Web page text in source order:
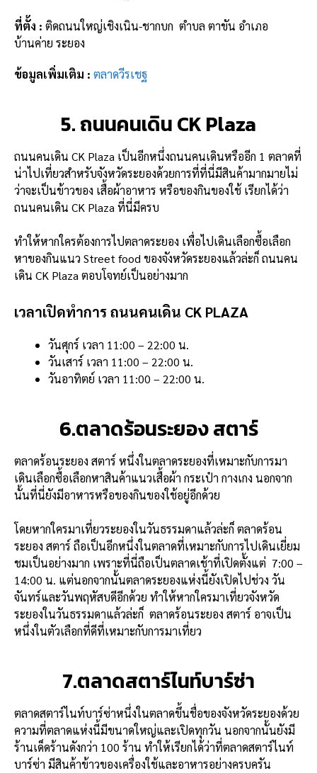
ที่ตั้ง : ติดถนนใหญ่เชิงเนิน-ชากบก ตำบล ตาขัน อำเภอ
บ้านค่าย ระยอง
ข้อมูลเพิ่มเติม : ตลาดวีรเชฐ
5. ถนนคนเดิน CK Plaza
ถนนคนเดิน CK Plaza เป็นอีกหนึ่งถนนคนเดินหรืออีก 1 ตลาดที่
น่าไปเที่ยวสำหรับจังหวัดระยองด้วยการที่ที่นี่มีสินค้ามากมายไม่
ว่าจะเป็นข้าวของ เสื้อผ้าอาหาร หรือของกินของใช้ เรียกได้ว่า
ถนนคนเดิน CK Plaza ที่นี่มีครบ
ทำให้หากใครต้องการไปตลาดระยอง เพื่อไปเดินเลือกซื้อเลือก
หาของกินแนว Street food ของจังหวัดระยองแล้วล่ะก็ ถนนคน
เดิน CK Plaza ตอบโจทย์เป็นอย่างมาก
เวลาเปิดทำการ ถนนคนเดิน CK PLAZA
วันศุกร์ เวลา 11:00 – 22:00 น.
วันเสาร์ เวลา 11:00 – 22:00 น.
วันอาทิตย์ เวลา 11:00 – 22:00 น.
6.ตลาดร้อนระยอง สตาร์
ตลาดร้อนระยอง สตาร์ หนึ่งในตลาดระยองที่เหมาะกับการมา
เดินเลือกซื้อเลือกหาสินค้าแนวเสื้อผ้า กระเป๋า กางเกง นอกจาก
นั้นที่นี่ยังมีอาหารหรือของกินของใช้อยู่อีกด้วย
โดยหากใครมาเที่ยวระยองในวันธรรมดาแล้วล่ะก็ ตลาดร้อน
ระยอง สตาร์ ถือเป็นอีกหนึ่งในตลาดที่เหมาะกับการไปเดินเยี่ยม
ชมเป็นอย่างมาก เพราะที่นี่ถือเป็นตลาดเช้าที่เปิดตั้งแต่ 7:00 –
14:00 น. แต่นอกจากนั้นตลาดระยองแห่งนี้ยังเปิดไปช่วง วัน
จันทร์และวันพฤหัสบดีอีกด้วย ทำให้หากใครมาเที่ยวจังหวัด
ระยองในวันธรรมดาแล้วล่ะก็ ตลาดร้อนระยอง สตาร์ อาจเป็น
หนึ่งในตัวเลือกที่ดีที่เหมาะกับการมาเที่ยว
7.ตลาดสตาร์ไนท์บาร์ซ่า
ตลาดสตาร์ไนท์บาร์ซ่าหนึ่งในตลาดขึ้นชื่อของจังหวัดระยองด้วย
ความที่ตลาดแห่งนี้มีขนาดใหญ่และเปิดทุกวัน นอกจากนั้นยังมี
ร้านเด็ดร้านดังกว่า 100 ร้าน ทำให้เรียกได้ว่าที่ตลาดสตาร์ไนท์
บาร์ซ่า มีสินค้าข้าวของเครื่องใช้และอาหารอย่างครบครัน